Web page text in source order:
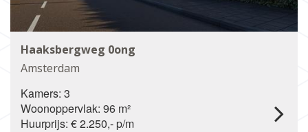
Haaksbergweg 0ong
Amsterdam
Kamers: 3
Woonoppervlak: 96 m²
Huurprijs: € 2.250,- p/m